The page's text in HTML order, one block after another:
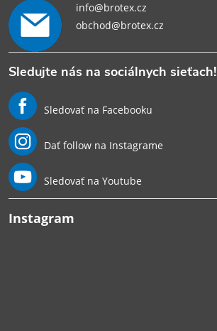
info@brotex.cz
obchod@brotex.cz
Sledujte nás na sociálnych sieťach!
Sledovať na Facebooku
Dať follow na Instagrame
Sledovať na Youtube
Instagram